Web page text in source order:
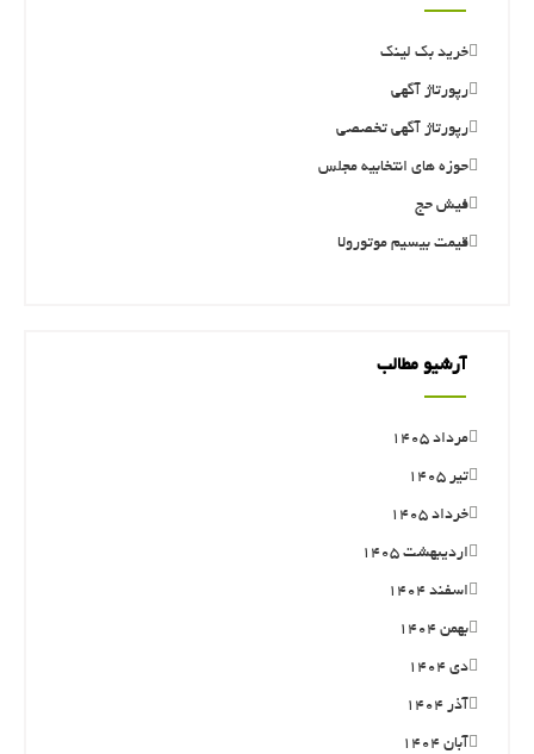
خرید بک لینک
رپورتاژ آگهی
رپورتاژ آگهی تخصصی
حوزه های انتخابیه مجلس
فیش حج
قیمت بیسیم موتورولا
آرشیو مطالب
مرداد ۱۴۰۵
تیر ۱۴۰۵
خرداد ۱۴۰۵
اردیبهشت ۱۴۰۵
اسفند ۱۴۰۴
بهمن ۱۴۰۴
دی ۱۴۰۴
آذر ۱۴۰۴
آبان ۱۴۰۴